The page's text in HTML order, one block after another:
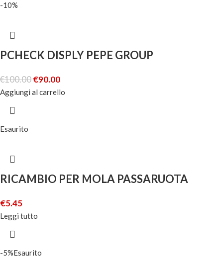
-10%
PCHECK DISPLY PEPE GROUP
€100.00€90.00
Aggiungi al carrello
Esaurito
RICAMBIO PER MOLA PASSARUOTA
€5.45
Leggi tutto
-5%Esaurito